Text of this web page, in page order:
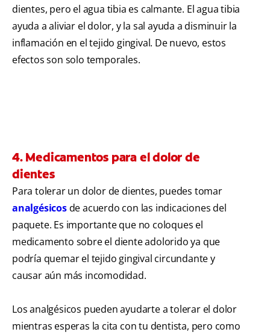
dientes, pero el agua tibia es calmante. El agua tibia
ayuda a aliviar el dolor, y la sal ayuda a disminuir la
inflamación en el tejido gingival. De nuevo, estos
efectos son solo temporales.
4. Medicamentos para el dolor de
dientes
Para tolerar un dolor de dientes, puedes tomar
analgésicosde acuerdo con las indicaciones del
paquete. Es importante que no coloques el
medicamento sobre el diente adolorido ya que
podría quemar el tejido gingival circundante y
causar aún más incomodidad.
Los analgésicos pueden ayudarte a tolerar el dolor
mientras esperas la cita con tu dentista, pero como